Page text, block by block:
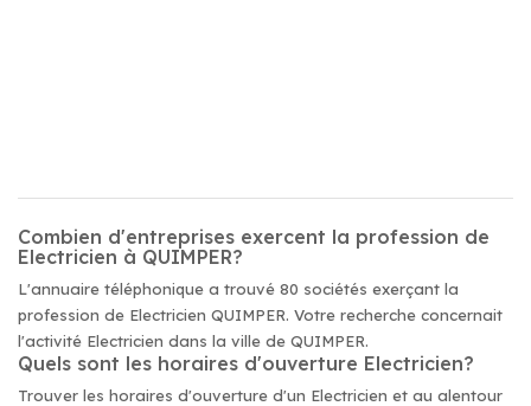
Combien d'entreprises exercent la profession de
Electricien à QUIMPER?
L'annuaire téléphonique a trouvé 80 sociétés exerçant la
profession de Electricien QUIMPER. Votre recherche concernait
l'activité Electricien dans la ville de QUIMPER.
Quels sont les horaires d'ouverture Electricien?
Trouver les horaires d'ouverture d'un Electricien et au alentour